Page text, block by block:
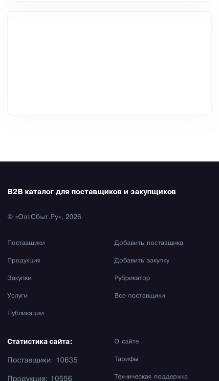
B2B каталог для поставщиков и закупщиков
© «ОптСбыт.Ру», 2026
Поставщики
Продукция
Закупки
Услуги
Публикации
Добавить поставщика
Добавить закупку
Рубрикатор
Все поставщики
О сайте
Тарифы
Техническая поддержка
Статистика сайта:
Поставщики: 10635
Продукция: 10556